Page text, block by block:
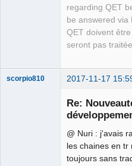
regarding QET
be answered via
QET doivent
seront pas
scorpio810 2017-11-17
Re:
@ Nuri : j'avais
les chaines en tr
toujours sans